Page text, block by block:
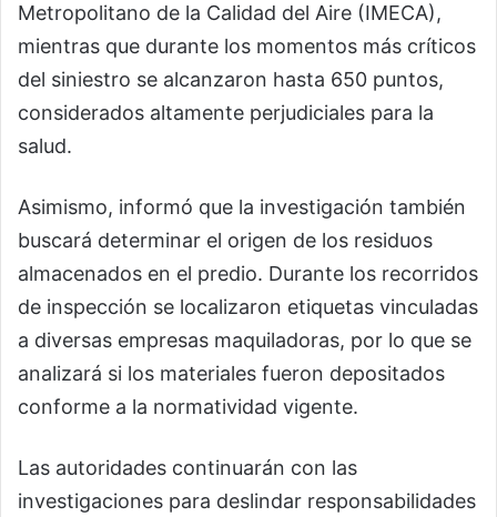
Metropolitano de la Calidad del Aire (IMECA),
mientras que durante los momentos más críticos
del siniestro se alcanzaron hasta 650 puntos,
considerados altamente perjudiciales para la
salud.
Asimismo, informó que la investigación también
buscará determinar el origen de los residuos
almacenados en el predio. Durante los recorridos
de inspección se localizaron etiquetas vinculadas
a diversas empresas maquiladoras, por lo que se
analizará si los materiales fueron depositados
conforme a la normatividad vigente.
Las autoridades continuarán con las
investigaciones para deslindar responsabilidades